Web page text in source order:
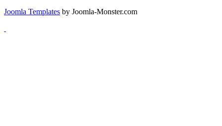
Joomla Templates by Joomla-Monster.com